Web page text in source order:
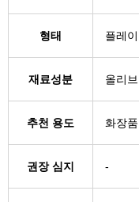
형태 플레
재료성분 올리
추천 용도 화장
권장 심지 -